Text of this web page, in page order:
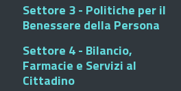
Settore 3 - Politiche per il
Benessere della Persona
Settore 4 - Bilancio,
Farmacie e Servizi al
Cittadino